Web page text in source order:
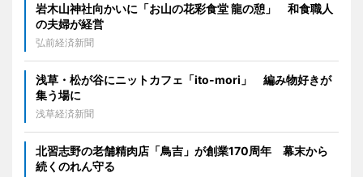
岩木山神社向かいに「お山の花彩食堂 龍の憩」 和食職人
の夫婦が経営
弘前経済新聞
浅草・松が谷にニットカフェ「ito-mori」 編み物好きが
集う場に
浅草経済新聞
北習志野の老舗精肉店「鳥吉」が創業170周年 幕末から
続くのれん守る